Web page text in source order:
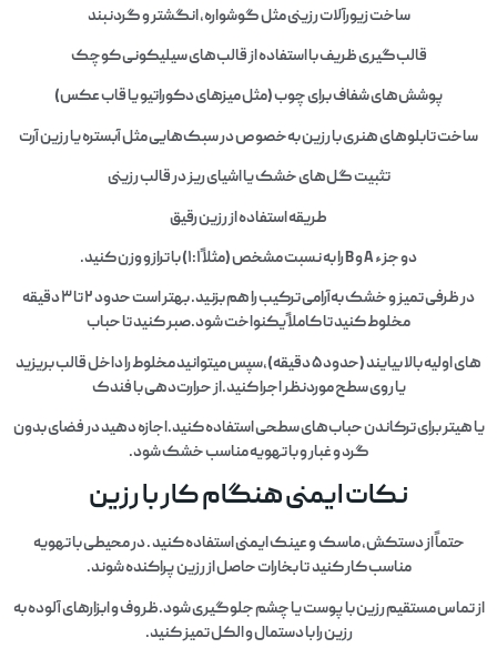
ساخت زیورآلات رزینی مثل گوشواره، انگشتر و گردنبند
قالب‌گیری ظریف با استفاده از قالب‌های سیلیکونی کوچک
پوشش‌های شفاف برای چوب (مثل میزهای دکوراتیو یا قاب عکس)
ساخت تابلوهای هنری با رزین به‌خصوص در سبک‌هایی مثل آبستره یا رزین‌ آرت
تثبیت گل‌های خشک یا اشیای ریز در قالب رزینی
طریقه استفاده از رزین رقیق
دو جزء A و B را به نسبت مشخص (مثلاً ۱:۱) با ترازو وزن کنید.
در ظرفی تمیز و خشک به‌آرامی ترکیب را هم بزنید. بهتر است حدود ۲ تا ۳ دقیقه
مخلوط کنید تا کاملاً یکنواخت شود.صبر کنید تا حباب‌
های اولیه بالا بیایند (حدود ۵ دقیقه)،سپس میتوانید مخلوط را داخل قالب بریزید
یا روی سطح موردنظر اجرا کنید.از حرارت‌دهی با فندک
یا هیتر برای ترکاندن حباب‌های سطحی استفاده کنید.اجازه دهید در فضای بدون
گرد و غبار و با تهویه مناسب خشک شود.
نکات ایمنی هنگام کار با رزین
حتماً از دستکش، ماسک و عینک ایمنی استفاده کنید . در محیطی با تهویه
مناسب کار کنید تا بخارات حاصل از رزین پراکنده شوند.
از تماس مستقیم رزین با پوست یا چشم جلوگیری شود.ظروف و ابزارهای آلوده به
رزین را با دستمال و الکل تمیز کنید.